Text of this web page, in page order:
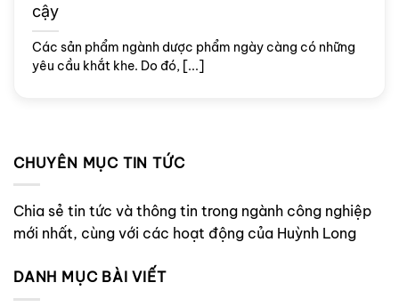
CHUYÊN MỤC TIN TỨC
Chia sẻ tin tức và thông tin trong ngành công nghiệp
mới nhất, cùng với các hoạt động của Huỳnh Long
DANH MỤC BÀI VIẾT
cậy
Các sản phẩm ngành dược phẩm ngày càng có những
yêu cầu khắt khe. Do đó, [...]